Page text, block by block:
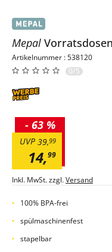
Mepal
Artikelnummer : 538120
0/5
14,99
39,99
UVP
- 63 %
Inkl. MwSt. zzgl.Versand
100% BPA-frei
spülmaschinenfest
stapelbar